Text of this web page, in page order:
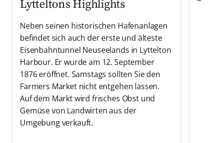
Lytteltons Highlights
Neben seinen historischen Hafenanlagen
befindet sich auch der erste und älteste
Eisenbahntunnel Neuseelands in Lyttelton
Harbour. Er wurde am 12. September
1876 eröffnet. Samstags sollten Sie den
Farmers Market nicht entgehen lassen.
Auf dem Markt wird frisches Obst und
Gemüse von Landwirten aus der
Umgebung verkauft.